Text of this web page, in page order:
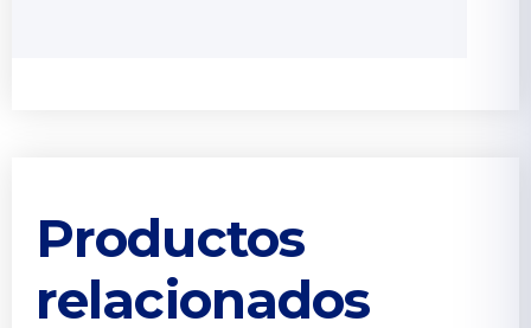
Productos
relacionados